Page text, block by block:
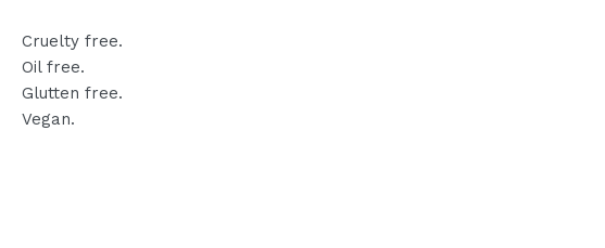
Cruelty free.
Oil free.
Glutten free.
Vegan.